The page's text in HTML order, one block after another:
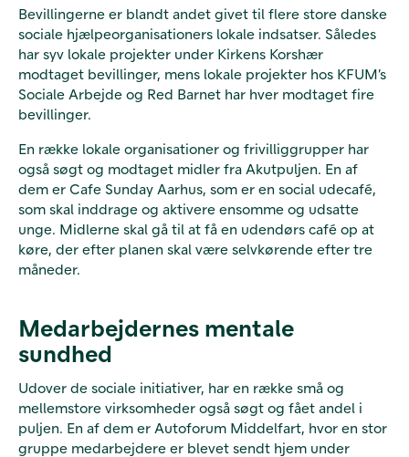
Bevillingerne er blandt andet givet til flere store danske
sociale hjælpeorganisationers lokale indsatser. Således
har syv lokale projekter under Kirkens Korshær
modtaget bevillinger, mens lokale projekter hos KFUM’s
Sociale Arbejde og Red Barnet har hver modtaget fire
bevillinger.
En række lokale organisationer og frivilliggrupper har
også søgt og modtaget midler fra Akutpuljen. En af
dem er Cafe Sunday Aarhus, som er en social udecafé,
som skal inddrage og aktivere ensomme og udsatte
unge. Midlerne skal gå til at få en udendørs café op at
køre, der efter planen skal være selvkørende efter tre
måneder.
Medarbejdernes mentale
sundhed
Udover de sociale initiativer, har en række små og
mellemstore virksomheder også søgt og fået andel i
puljen. En af dem er Autoforum Middelfart, hvor en stor
gruppe medarbejdere er blevet sendt hjem under